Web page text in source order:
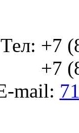
Тел: +7
+7
mail: